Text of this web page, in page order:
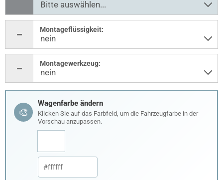
Montageflüssigkeit:
Montagewerkzeug:
🎨
Wagenfarbe ändern
Klicken Sie auf das Farbfeld, um die Fahrzeugfarbe in der
Vorschau anzupassen.